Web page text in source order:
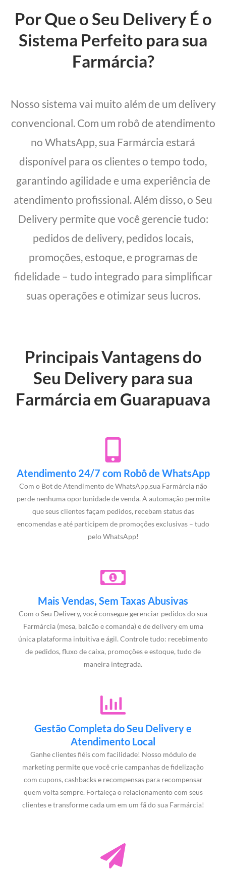
Por Que o Seu Delivery É o
Sistema Perfeito para sua
Farmárcia?
Nosso sistema vai muito além de um delivery
convencional. Com um robô de atendimento
no WhatsApp, sua Farmárcia estará
disponível para os clientes o tempo todo,
garantindo agilidade e uma experiência de
atendimento profissional. Além disso, o Seu
Delivery permite que você gerencie tudo:
pedidos de delivery, pedidos locais,
promoções, estoque, e programas de
fidelidade – tudo integrado para simplificar
suas operações e otimizar seus lucros.
Principais Vantagens do
Seu Delivery para sua
Farmárcia em Guarapuava
Atendimento 24/7 com Robô de WhatsApp
Com o Bot de Atendimento de WhatsApp,sua Farmárcia não
perde nenhuma oportunidade de venda. A automação permite
que seus clientes façam pedidos, recebam status das
encomendas e até participem de promoções exclusivas – tudo
pelo WhatsApp!
Mais Vendas, Sem Taxas Abusivas
Com o Seu Delivery, você consegue gerenciar pedidos do sua
Farmárcia (mesa, balcão e comanda) e de delivery em uma
única plataforma intuitiva e ágil. Controle tudo: recebimento
de pedidos, fluxo de caixa, promoções e estoque, tudo de
maneira integrada.
Gestão Completa do Seu Delivery e
Atendimento Local
Ganhe clientes fiéis com facilidade! Nosso módulo de
marketing permite que você crie campanhas de fidelização
com cupons, cashbacks e recompensas para recompensar
quem volta sempre. Fortaleça o relacionamento com seus
clientes e transforme cada um em um fã do sua Farmárcia!